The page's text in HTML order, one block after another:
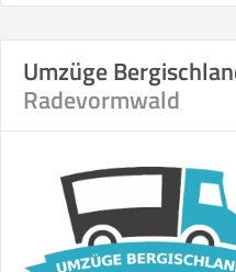
Umzüge
Radevormwald